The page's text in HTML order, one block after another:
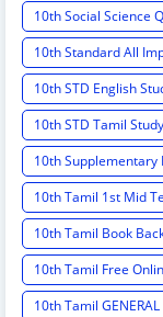
10th Social Science
10th Standard All
10th STD English
10th STD Tamil
10th Supplementary
10th Tamil 1st Mid
10th Tamil Book
10th Tamil Free
10th Tamil GENERAL